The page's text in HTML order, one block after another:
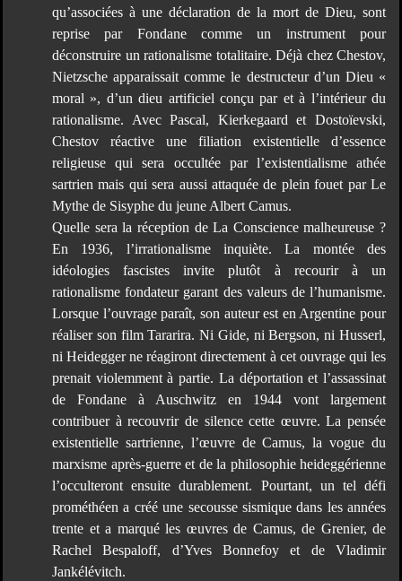
qu’associées à une déclaration de la mort de Dieu, sont
reprise par Fondane comme un instrument pour
déconstruire un rationalisme totalitaire. Déjà chez Chestov,
Nietzsche apparaissait comme le destructeur d’un Dieu «
moral », d’un dieu artificiel conçu par et à l’intérieur du
rationalisme. Avec Pascal, Kierkegaard et Dostoïevski,
Chestov réactive une filiation existentielle d’essence
religieuse qui sera occultée par l’existentialisme athée
sartrien mais qui sera aussi attaquée de plein fouet par Le
Mythe de Sisyphe du jeune Albert Camus.
Quelle sera la réception de La Conscience malheureuse ?
En 1936, l’irrationalisme inquiète. La montée des
idéologies fascistes invite plutôt à recourir à un
rationalisme fondateur garant des valeurs de l’humanisme.
Lorsque l’ouvrage paraît, son auteur est en Argentine pour
réaliser son film Tararira. Ni Gide, ni Bergson, ni Husserl,
ni Heidegger ne réagiront directement à cet ouvrage qui les
prenait violemment à partie. La déportation et l’assassinat
de Fondane à Auschwitz en 1944 vont largement
contribuer à recouvrir de silence cette œuvre. La pensée
existentielle sartrienne, l’œuvre de Camus, la vogue du
marxisme après-guerre et de la philosophie heideggérienne
l’occulteront ensuite durablement. Pourtant, un tel défi
prométhéen a créé une secousse sismique dans les années
trente et a marqué les œuvres de Camus, de Grenier, de
Rachel Bespaloff, d’Yves Bonnefoy et de Vladimir
Jankélévitch.